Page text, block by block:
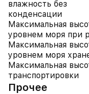
влажность без
конденсации
Максимальная
уровнем моря при
Максимальная
уровнем моря
Максимальная
транспортировки
Прочее